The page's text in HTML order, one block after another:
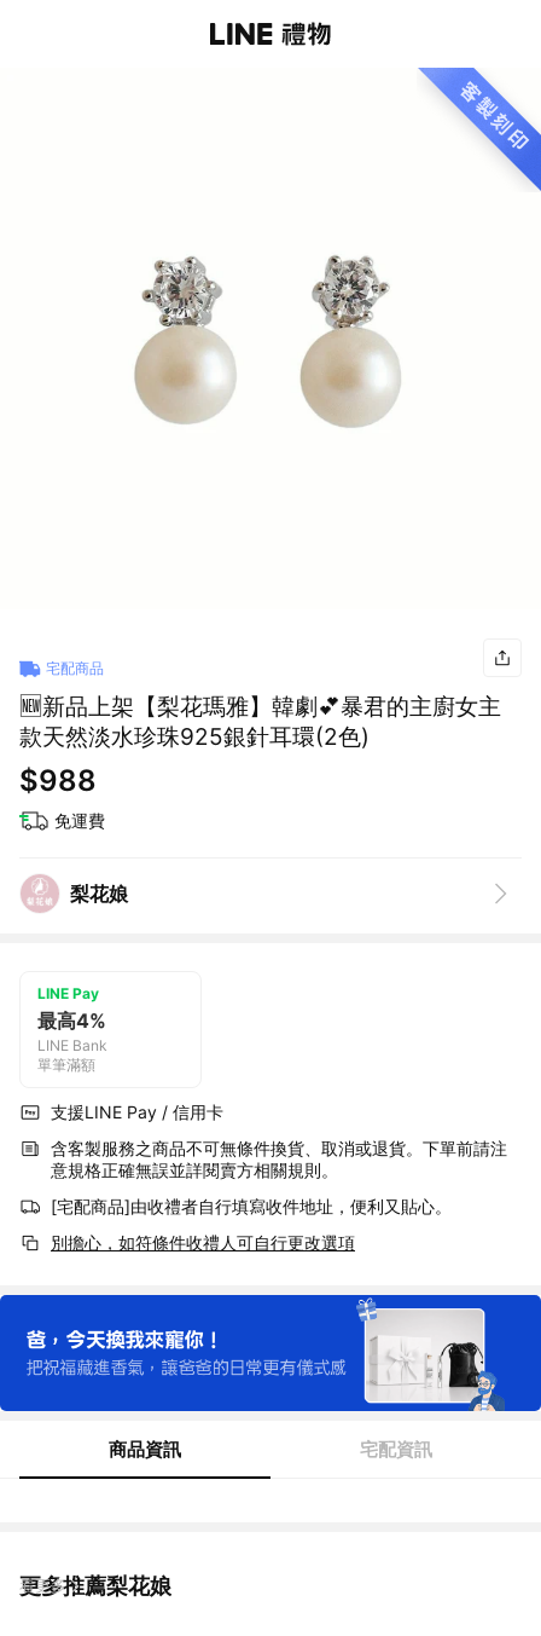
宅配商品
🆕新品上架【梨花瑪雅】韓劇💕暴君的主廚女主
款天然淡水珍珠925銀針耳環(2色)
$988
免運費
梨花娘
LINE Pay
最高4%
LINE Bank
單筆滿額
支援LINE Pay / 信用卡
含客製服務之商品不可無條件換貨、取消或退貨。下單前請注
意規格正確無誤並詳閱賣方相關規則。
[宅配商品]由收禮者自行填寫收件地址，便利又貼心。
別擔心，如符條件收禮人可自行更改選項
商品資訊 宅配資訊
更多推薦梨花娘
看更多